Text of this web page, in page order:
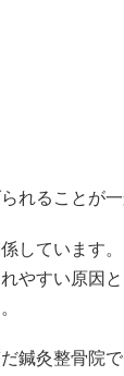
れることが一
しています。
やすい原因
鍼灸整骨院